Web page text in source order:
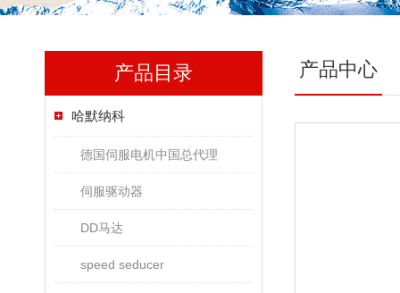
产品目录
哈默纳科
德国伺服电机中国总代理
伺服驱动器
DD马达
speed seducer
产品中心